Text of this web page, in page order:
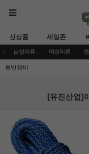
신상품 세일존
남성의류 여성의류
등반장비
[유진산업]